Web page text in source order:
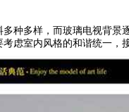
种多样，而玻璃电视背
虑室内风格的和谐统一，